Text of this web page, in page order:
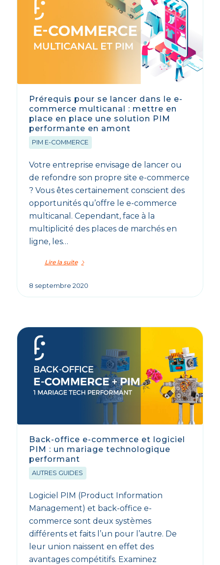
Prérequis pour se lancer dans le e-
commerce multicanal : mettre en
place en place une solution PIM
performante en amont
PIM E-COMMERCE
Votre entreprise envisage de lancer ou
de refondre son propre site e-commerce
? Vous êtes certainement conscient des
opportunités qu’offre le e-commerce
multicanal. Cependant, face à la
multiplicité des places de marchés en
ligne, les…
Lire la suite
8 septembre 2020
Back-office e-commerce et logiciel
PIM : un mariage technologique
performant
AUTRES GUIDES
Logiciel PIM (Product Information
Management) et back-office e-
commerce sont deux systèmes
différents et faits l’un pour l’autre. De
leur union naissent en effet des
avantages compétitifs. Examinez